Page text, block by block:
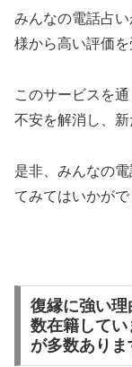
みんなの電話占
様から高い評価を
このサービスを
不安を解消し、新
是非、みんなの
てみてはいかがで
復縁に強い
数在籍してい
が多数ありま